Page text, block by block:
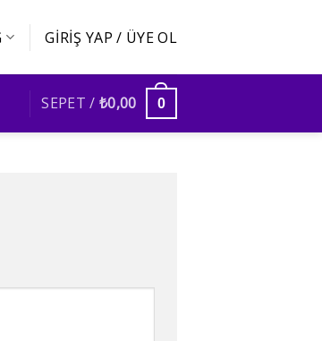
GIRIŞ YAP / ÜYE OL
SEPET / ₺0,00 0